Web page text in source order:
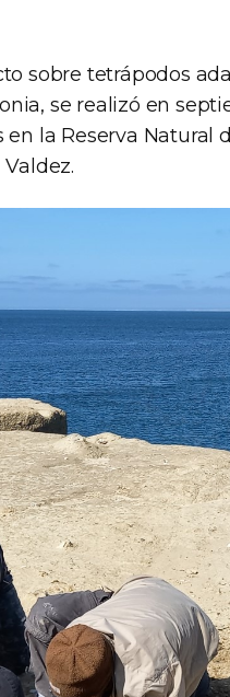
sobre tetrápodos
se realizó en
la Reserva Natural